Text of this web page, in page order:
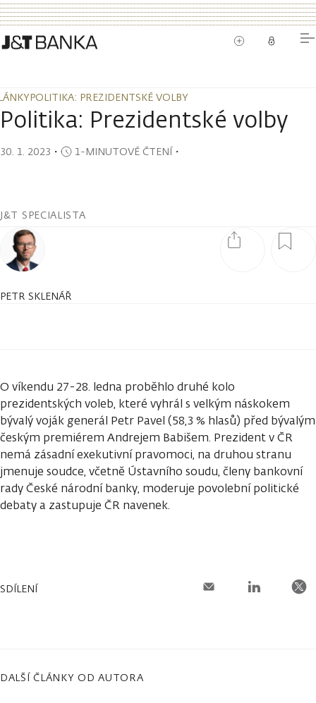
POLITIKA: PREZIDENTSKÉ VOLBY
POLITIKA: PREZIDENTSKÉ VOLBY
Politika: Prezidentské volby
30. 1. 2023 ・ 1-MINUTOVÉ ČTENÍ・
J&T SPECIALISTA
PETR SKLENÁŘ
O víkendu 27-28. ledna proběhlo druhé kolo
prezidentských voleb, které vyhrál s velkým náskokem
bývalý voják generál Petr Pavel (58,3 % hlasů) před bývalým
českým premiérem Andrejem Babišem. Prezident v ČR
nemá zásadní exekutivní pravomoci, na druhou stranu
jmenuje soudce, včetně Ústavního soudu, členy bankovní
rady České národní banky, moderuje povolební politické
debaty a zastupuje ČR navenek.
SDÍLENÍ
DALŠÍ ČLÁNKY OD AUTORA